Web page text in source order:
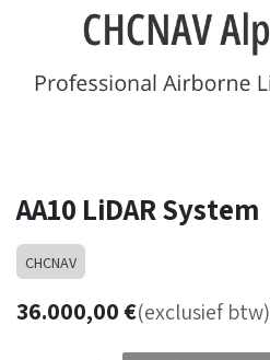
AA10 LiDAR System
CHCNAV
36.000,00€(exclusief btw)